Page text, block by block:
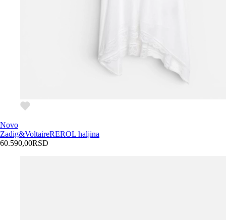
Novo
Zadig&VoltaireREROL haljina
60.590,00RSD